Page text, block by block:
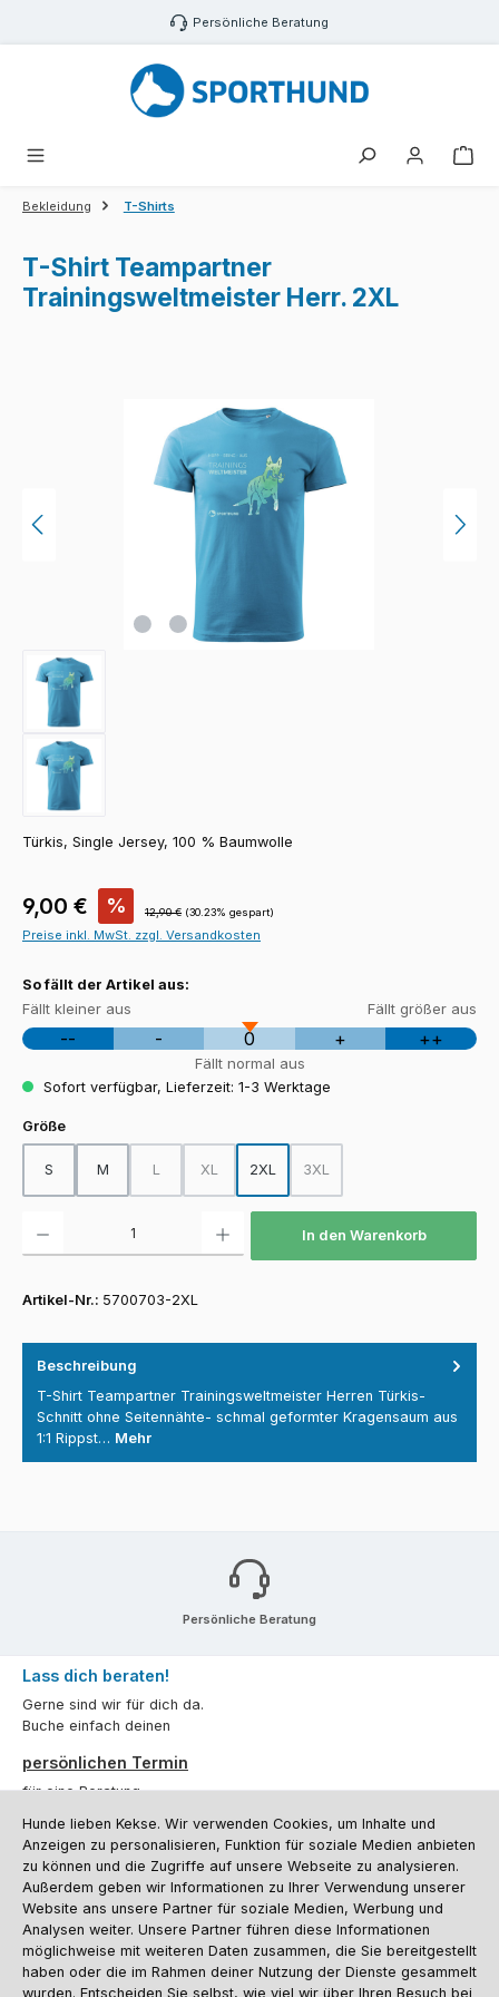
Zum Hauptinhalt springen Persönliche Beratung
Bekleidung T-Shirts
T-Shirt Teampartner
Trainingsweltmeister Herr. 2XL
Türkis, Single Jersey, 100 % Baumwolle
Verkaufspreis:
9,00 € % Regulärer Preis:
12,90 € (30.23% gespart)
Preise inkl. MwSt. zzgl. Versandkosten
So fällt der Artikel aus:
Fällt kleiner aus Fällt größer aus
-- - 0 + ++
Fällt normal aus
Sofort verfügbar, Lieferzeit: 1-3 Werktage
Größeauswählen
S M L
(Diese Option ist zurzeit nicht verfügbar.)
XL
(Diese Option ist zurzeit nicht verfügbar.)
2XL 3XL
(Diese Option ist zurzeit
In den Warenkorb
Artikel-Nr.: 5700703-2XL
Beschreibung
T-Shirt Teampartner Trainingsweltmeister Herren Türkis-
Schnitt ohne Seitennähte- schmal geformter Kragensaum aus
1:1 Rippst… Mehr
Persönliche Beratung
Lass dich beraten!
Gerne sind wir für dich da.
Buche einfach deinen
persönlichen Termin
für eine Beratung.
Oder über unserKontaktformular.
Vertrag widerrufen
Kundenservice
Informationen
Hunde lieben Kekse. Wir verwenden Cookies, um Inhalte und
Anzeigen zu personalisieren, Funktion für soziale Medien anbieten
zu können und die Zugriffe auf unsere Webseite zu analysieren.
Außerdem geben wir Informationen zu Ihrer Verwendung unserer
Website ans unsere Partner für soziale Medien, Werbung und
Analysen weiter. Unsere Partner führen diese Informationen
möglichweise mit weiteren Daten zusammen, die Sie bereitgestellt
haben oder die im Rahmen deiner Nutzung der Dienste gesammelt
wurden. Entscheiden Sie selbst, wie viel wir über Ihren Besuch bei